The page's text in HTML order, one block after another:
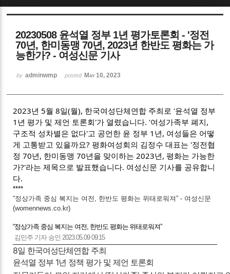
20230508 윤석열 정부 1년 평가토론회 - '정전
70년, 한미동맹 70년, 2023년 한반도 평화는 가
능한가? - 여성신문 기사
by adminwmp posted May 10, 2023
2023년 5월 8일(월), 한국여성단체연합 주최로 '윤석열 정부
1년 평가 및 제언 토론회'가 열렸습니다. '여성가족부 폐지,
구조적 성차별은 없다'고 공언한 윤 정부 1년, 여성들은 어떻
게 고통받고 있을까요? 평화여성회의 김정수 대표는 '정전협
정 70년, 한미동맹 70년을 맞이하는 2023년, 평화는 가능한
가?'라는 제목으로 발표했습니다. 여성신문 기사를 공유합니
다.
****
“정상가족 중심 복지는 여전, 한반도 평화는 위태로워져” - 여성신문
(womennews.co.kr)
“정상가족 중심 복지는 여전, 한반도 평화는 위태로워져”
김민주 기자승인 2023.05.09 09:15
8일 한국여성단체연합 주최
윤석열 정부 1년 정책 평가 및 제언 토론회
Sketchbook5, 스케치북5
Sketchbook5, 스케치북5